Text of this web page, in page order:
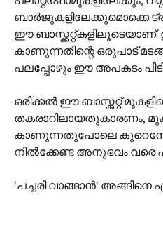
ബാര്‍ജുകളിലേക്കുമൊക്കെ
ഈ
കാണുന്നതിന്റെ ഒരുപാട്
പലപ്പോഴും ഈ അപകടം
ഒരിക്കല്‍ ഈ ബാസ്ക്കറ്റ്
തകരാറിലായതുകാരണം,
കാണുന്നതുപോലെ
നില്‍ക്കേണ്ട അനുഭവം വരെ
‘പച്ചരി വാങ്ങാന്‍‘